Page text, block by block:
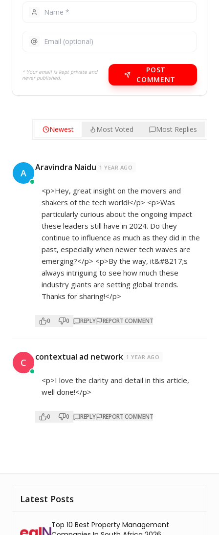
* Your email is kept private and
never published.
POST
COMMENT
Newest Most Voted Most Replies
A Aravindra Naidu 1 YEAR AGO
<p>Hey, great insight on the movers and
shakers of the tech world!</p> <p>Was
particularly curious about the ongoing impact
these leaders still have in 2024. Do they
continue to influence as much as they did in the
past, especially when newer tech waves are
emerging?</p> <p>By the way, it&#8217;s
always intriguing to see how much these
industry giants are setting global trends.
Thanks for sharing!</p>
0 0 REPLY REPORT COMMENT
C contextual ad network 1 YEAR AGO
<p>I love the clarity and detail in this article,
well done!</p>
0 0 REPLY REPORT COMMENT
Latest Posts
Top 10 Best Property Management